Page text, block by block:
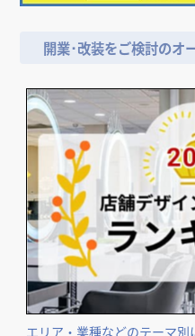
開業･改装をご検討のオ
エリア・業種などのテーマ